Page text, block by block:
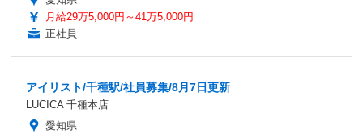
月給29万5,000円～41万5,000円
正社員
アイリスト/千種駅/社員募集/8月7日更新
LUCICA 千種本店
愛知県